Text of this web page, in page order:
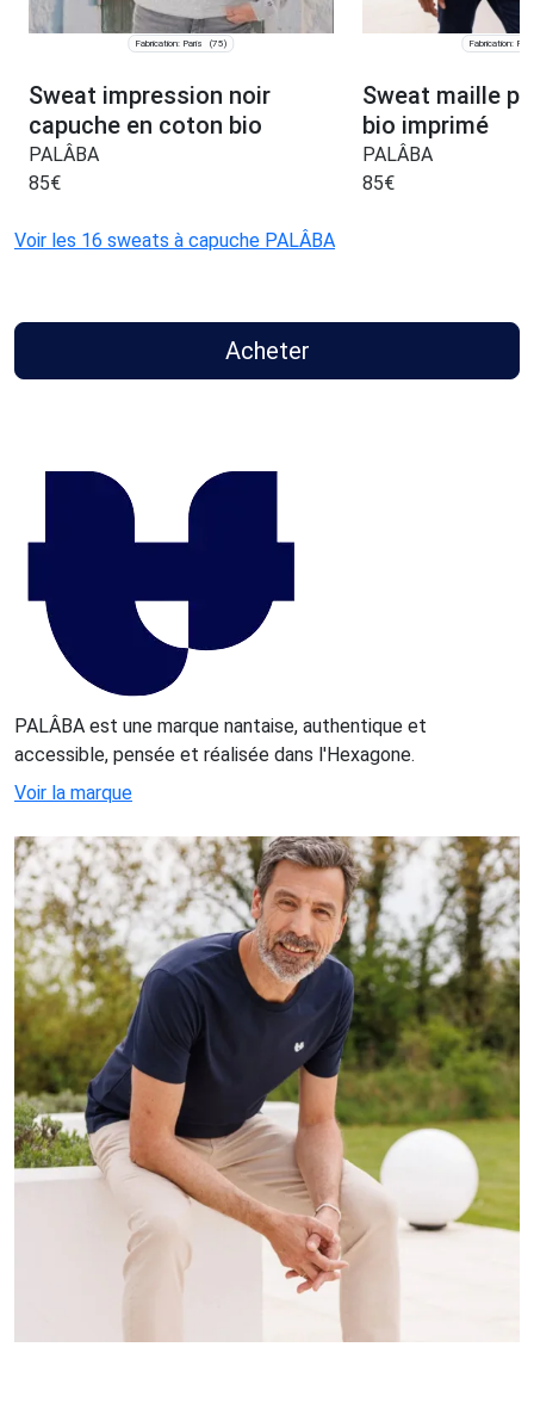
Fabrication: Paris (75)
Sweat impression noir
capuche en coton bio
PALÂBA
85€
Fabrication:
Sweat maille
bio imprimé
PALÂBA
85€
Voir les 16 sweats à capuche PALÂBA
Acheter
PALÂBA est une marque nantaise, authentique et
accessible, pensée et réalisée dans l'Hexagone.
Voir la marque